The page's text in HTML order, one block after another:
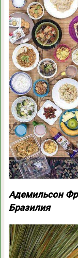
Адемильсон
Бразилия